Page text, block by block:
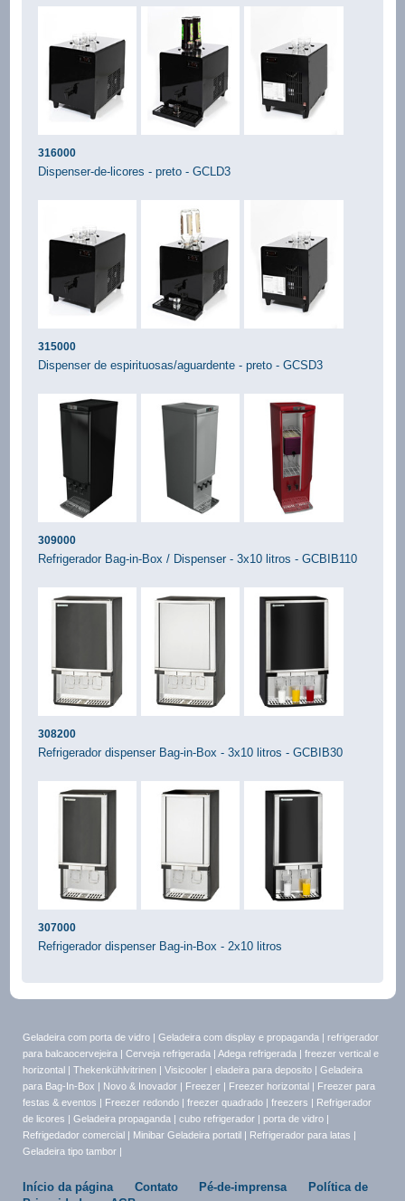
316000
Dispenser-de-licores - preto - GCLD3
315000
Dispenser de espirituosas/aguardente - preto - GCSD3
309000
Refrigerador Bag-in-Box / Dispenser - 3x10 litros - GCBIB110
308200
Refrigerador dispenser Bag-in-Box - 3x10 litros - GCBIB30
307000
Refrigerador dispenser Bag-in-Box - 2x10 litros
Geladeira com porta de vidro | Geladeira com display e propaganda | refrigerador
para balcaocervejeira| Cerveja refrigerada| Adega refrigerada | freezer vertical e
horizontal | Thekenkühlvitrinen| Visicooler| eladeira para deposito| Geladeira
para Bag-In-Box | Novo & Inovador | Freezer | Freezer horizontal| Freezer para
festas & eventos | Freezer redondo| freezer quadrado | freezers | Refrigerador
de licores | Geladeira propaganda| cubo refrigerador| porta de vidro |
Refrigedador comercial | Minibar Geladeira portatil | Refrigerador para latas |
Geladeira tipo tambor |
Início da página Contato Pé-de-imprensa
Política de